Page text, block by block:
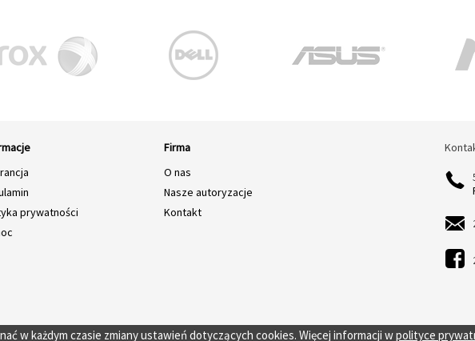
prywatności
Firma
O nas
Nasze autoryzacje
Kontakt
Kontakt
w każdym czasie zmiany ustawień dotyczących cookies. Więcej informacji wpolityce